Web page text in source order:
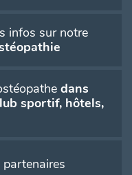
infos sur notre
dans
sportif, hôtels,